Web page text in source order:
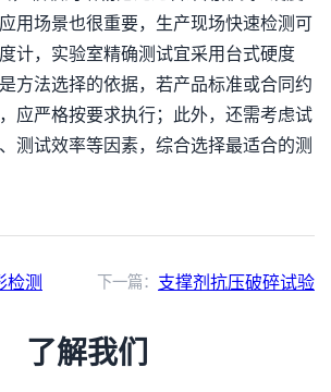
用场景也很重要，生产现场快速检测可
计，实验室精确测试宜采用台式硬度
方法选择的依据，若产品标准或合同约
应严格按要求执行；此外，还需考虑试
测试效率等因素，综合选择最适合的测
检测 下一篇： 支撑剂抗压破碎试验
了解我们